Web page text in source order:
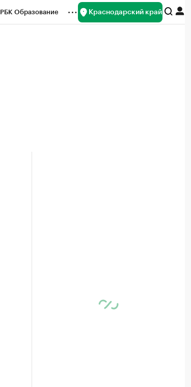
РБК Образование Краснодарский край